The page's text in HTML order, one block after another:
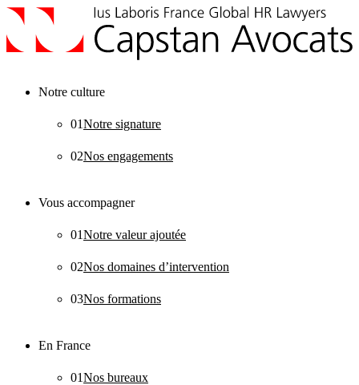
Notre culture
01Notre signature
02Nos engagements
Vous accompagner
01Notre valeur ajoutée
02Nos domaines d’intervention
03Nos formations
En France
01Nos bureaux